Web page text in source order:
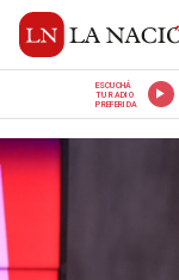
ESCUCHÁ
TU RADIO
PREFERIDA